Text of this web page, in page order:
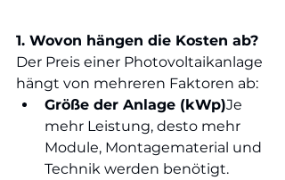
1. Wovon hängen die Kosten ab?
Der Preis einer Photovoltaikanlage
hängt von mehreren Faktoren ab:
Größe der Anlage (kWp)Je
mehr Leistung, desto mehr
Module, Montagematerial und
Technik werden benötigt.